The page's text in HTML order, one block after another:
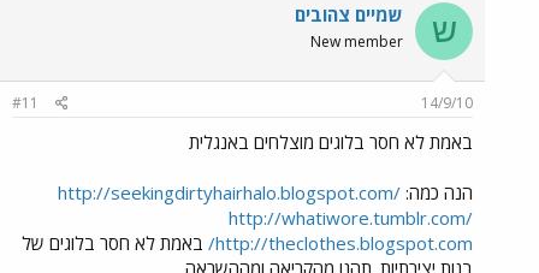
ש שמיים צהובים
New member
14/9/10
#11
באמת לא חסר בלוגים מוצלחים באנגלית
הנה כמה: http://seekingdirtyhairhalo.blogspot.com/
http://whatiwore.tumblr.com/
http://theclothes.blogspot.com/ באמת לא חסר בלוגים של
בנות יצירתיות. תהנו מהקריאה ומההשראה.